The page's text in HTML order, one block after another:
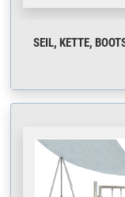
SEIL, KETTE,